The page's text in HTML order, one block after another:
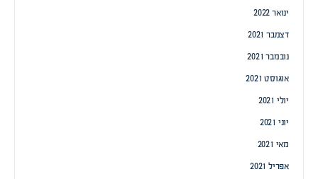
ינואר 2022
דצמבר 2021
נובמבר 2021
אוגוסט 2021
יולי 2021
יוני 2021
מאי 2021
אפריל 2021